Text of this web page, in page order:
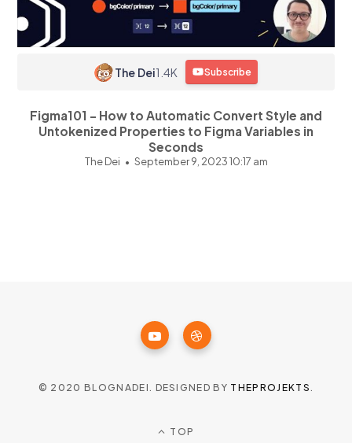
The Dei1.4K Subscribe
Figma101 - How to Automatic Convert Style and
Untokenized Properties to Figma Variables in
Seconds
The Dei September 9, 2023 10:17 am
© 2020 BLOGNADEI. DESIGNED BY THEPROJEKTS.
TOP